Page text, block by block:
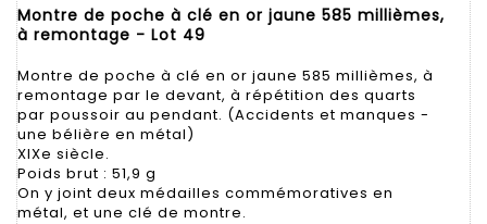
Montre de poche à clé en or jaune 585 millièmes,
à remontage - Lot 49
Montre de poche à clé en or jaune 585 millièmes, à
remontage par le devant, à répétition des quarts
par poussoir au pendant. (Accidents et manques -
une bélière en métal)
XIXe siècle.
Poids brut : 51,9 g
On y joint deux médailles commémoratives en
métal, et une clé de montre.